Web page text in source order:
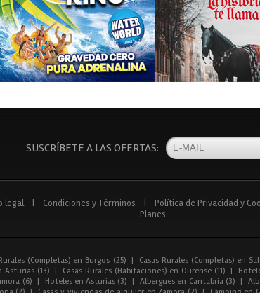
SUSCRÍBETE A LAS OFERTAS:
legal Condiciones y Términos Política de Privacidad y
Planes
(Completas) en Burgos (25) | Casas Rurales (Completas) en
Asturias (13) | Casas Rurales (Habitaciones) en Ourense (11) |
(6) | Hoteles en Asturias (3) | Albergues en Cantabria (3) |